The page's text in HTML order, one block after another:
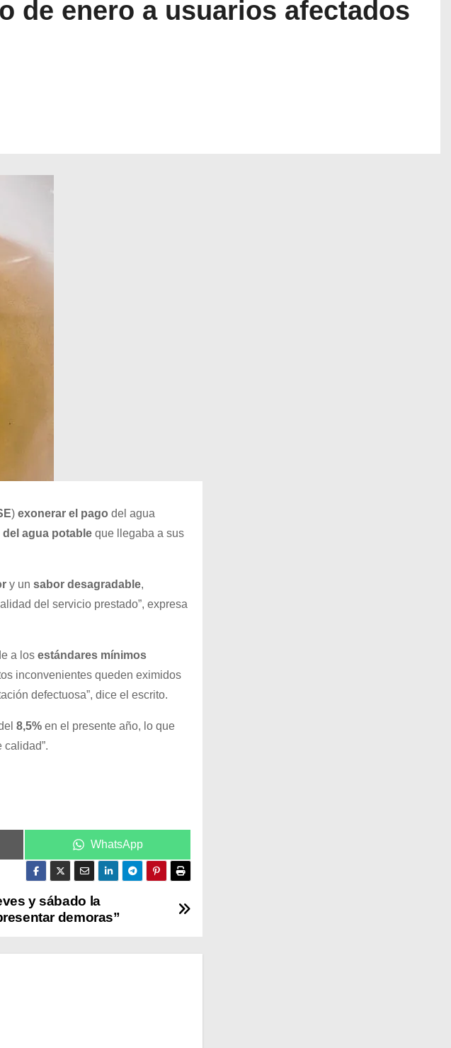
de enero a usuarios afectados
) exonerar el pago del agua
agua potable que llegaba a sus
y un sabor desagradable,
del servicio prestado”, expresa
a los estándares mínimos
inconvenientes queden eximidos
defectuosa”, dice el escrito.
8,5% en el presente año, lo que
WhatsApp
y sábado la
demoras”